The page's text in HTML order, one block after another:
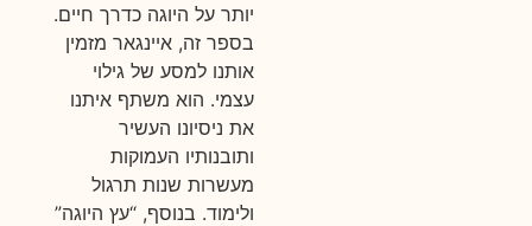
יותר על היוגה כדרך חיים.
בספר זה, איינגאר מזמין
אותנו למסע של גילוי
עצמי. הוא משתף איתנו
את ניסיונו העשיר
ותובנותיו העמוקות
מעשרות שנות תרגול
ולימוד. בנוסף, “עץ היוגה”